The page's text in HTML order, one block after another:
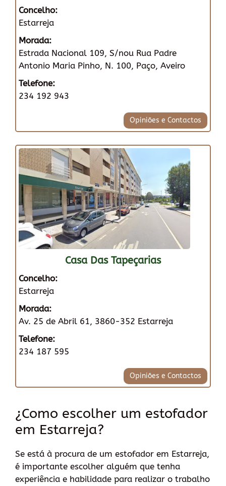
Concelho:
Estarreja
Morada:
Estrada Nacional 109, S/nou Rua Padre
Antonio Maria Pinho, N. 100, Paço, Aveiro
Telefone:
234 192 943
Opiniões e Contactos
Casa Das Tapeçarias
Concelho:
Estarreja
Morada:
Av. 25 de Abril 61, 3860-352 Estarreja
Telefone:
234 187 595
Opiniões e Contactos
¿Como escolher um estofador
em Estarreja?
Se está à procura de um estofador em Estarreja,
é importante escolher alguém que tenha
experiência e habilidade para realizar o trabalho